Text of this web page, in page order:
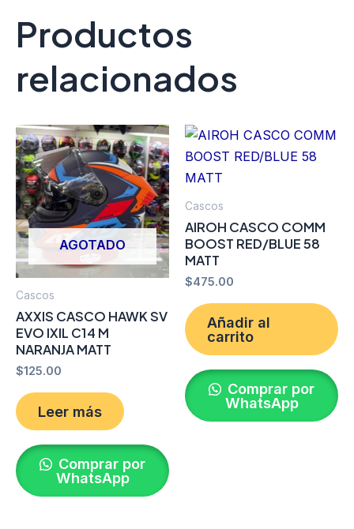
Productos
relacionados
AGOTADO
Cascos
AXXIS CASCO HAWK SV
EVO IXIL C14 M
NARANJA MATT
$125.00
Leer más
Comprar por
WhatsApp
Cascos
AIROH CASCO COMM
BOOST RED/BLUE 58
MATT
$475.00
Añadir al
carrito
Comprar por
WhatsApp